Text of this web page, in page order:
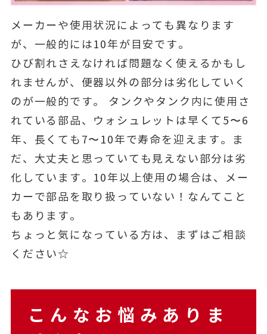
メーカーや使用状況によっても異なります
が、一般的には10年が目安です。
ひび割れさえなければ問題なく使えるかもし
れませんが、便器以外の部分は劣化していく
のが一般的です。 タンクやタンク内に使用さ
れている部品、ウォシュレットは早くて5〜6
年、長くても7〜10年で寿命を迎えます。ま
だ、大丈夫と思っていても見えない部分は劣
化しています。10年以上使用の場合は、メー
カーで部品を取り扱っていない！なんてこと
もあります。
ちょっと気になっている方は、まずはご相談
ください☆
こんなお悩みありま